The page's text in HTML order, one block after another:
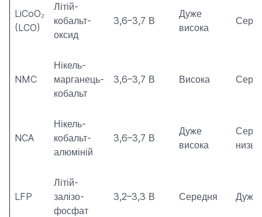
LiCoO₂
(LCO)
Літій-
кобальт-
оксид
3,6–3,7 В
Дуже
висока
NMC
Нікель-
марганець-
кобальт
3,6–3,7 В Висока
NCA
Нікель-
кобальт-
алюміній
3,6–3,7 В
Дуже
висока
LFP
Літій-
залізо-
фосфат
3,2–3,3 В Середня Дуже